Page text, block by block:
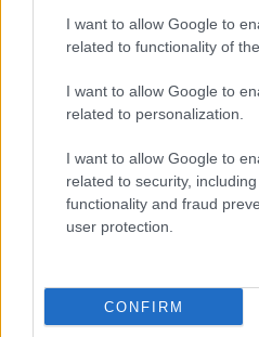
I want to allow Google to
related to functionality of
I want to allow Google to
related to personalization.
I want to allow Google to
related to security,
functionality and fraud
user protection.
CONFIRM
τις οποίες η Aeroflot
του αεροσκάφους
οποίο είναι γνωστό και ως
ικανότητα άνω των 200
αυτό αναμένεται να
χρονιά που διανύουμε.